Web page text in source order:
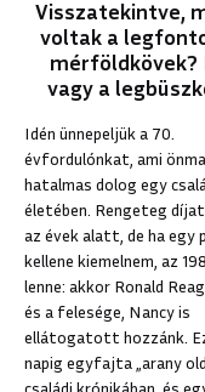
Visszatekintve,
voltak a
mérföldkövek?
vagy a
Idén ünnepeljük a 70.
évfordulónkat, ami
hatalmas dolog egy
életében. Rengeteg
az évek alatt, de ha egy
kellene kiemelnem, az
lenne: akkor Ronald
és a felesége, Nancy is
ellátogatott hozzánk.
napig egyfajta „arany